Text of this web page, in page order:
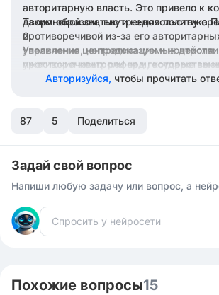
авторитарную власть. Это привело к
дворянской знатью и недовольству
Увеличение централизации и контроля:
ужесточил контроль над
введение новых законов,
решения непредсказуемо и внезапно,
нестабильность и неопределенность в
Екатерины II, что вызвало
Таким образом, внутренняя политика
противоречивой из-за его
управления, непредсказуемых
противоречивых реформ, которые
недовольство и социальные
Авторизуйся, чтобы прочитать
87 5 Поделиться
Задай свой вопрос
Напиши любую задачу или вопрос, а
Похожие вопросы15